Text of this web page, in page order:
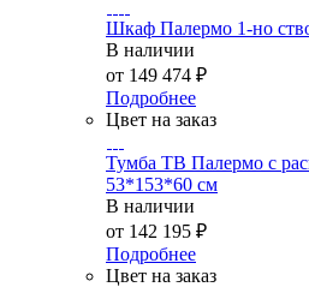
Шкаф Палермо 1-но
В наличии
от 149 474 ₽
Подробнее
Цвет на заказ
Тумба ТВ Палермо с
53*153*60 см
В наличии
от 142 195 ₽
Подробнее
Цвет на заказ